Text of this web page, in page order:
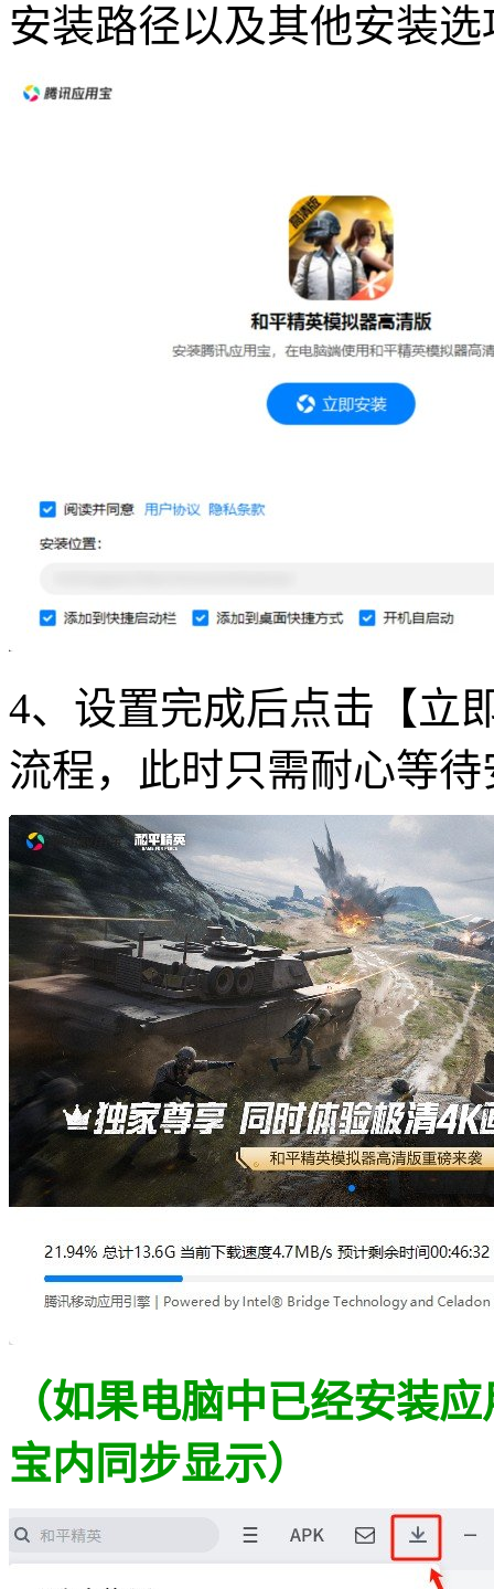
安装路径以及其他安装选
4、设置完成后点击【立
流程，此时只需耐心等
（如果电脑中已经安装
宝内同步显示）